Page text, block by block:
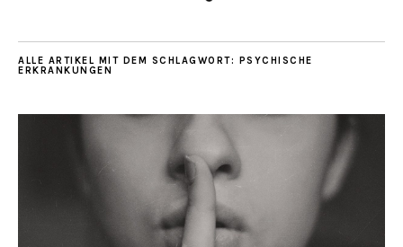
ALLE ARTIKEL MIT DEM SCHLAGWORT:
PSYCHISCHE
ERKRANKUNGEN